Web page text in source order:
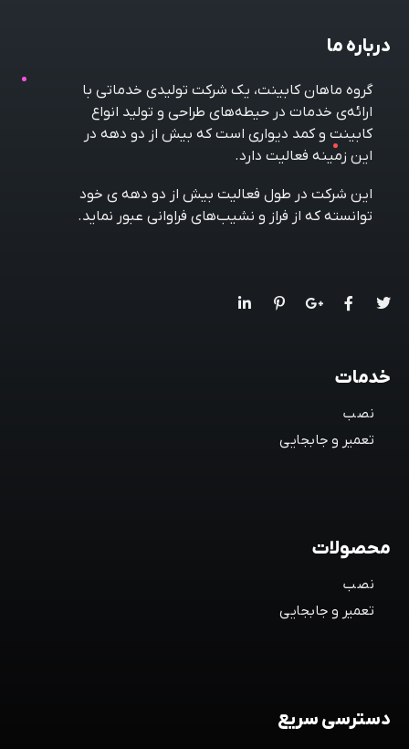
درباره ما
گروه ماهان کابینت، یک شرکت تولیدی خدماتی با
ارائه‌ی خدمات در حیطه‌های طراحی و تولید انواع
کابینت و کمد دیواری است که بیش از دو دهه در
این زمینه فعالیت دارد.
این شرکت در طول فعالیت بیش از دو دهه ی خود
توانسته که از فراز و نشیب‌های فراوانی عبور نماید.
خدمات
نصب
تعمیر و جابجایی
محصولات
نصب
تعمیر و جابجایی
دسترسی سریع